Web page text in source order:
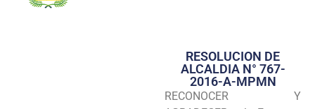
Transparencia
Seguridad
RESOLUCION DE
ALCALDIA N° 767-
2016-A-MPMN
RECONOCER Y